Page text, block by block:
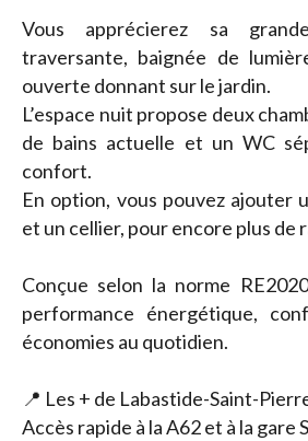
Vous apprécierez sa
traversante, baignée de
ouverte donnant sur le jardin.
L’espace nuit propose deux
de bains actuelle et un WC
confort.
En option, vous pouvez ajouter
et un cellier, pour encore plus de
Conçue selon la norme
performance énergétique,
économies au quotidien.
📍 Les + de Labastide-Saint-
Accès rapide à la A62 et à la gare